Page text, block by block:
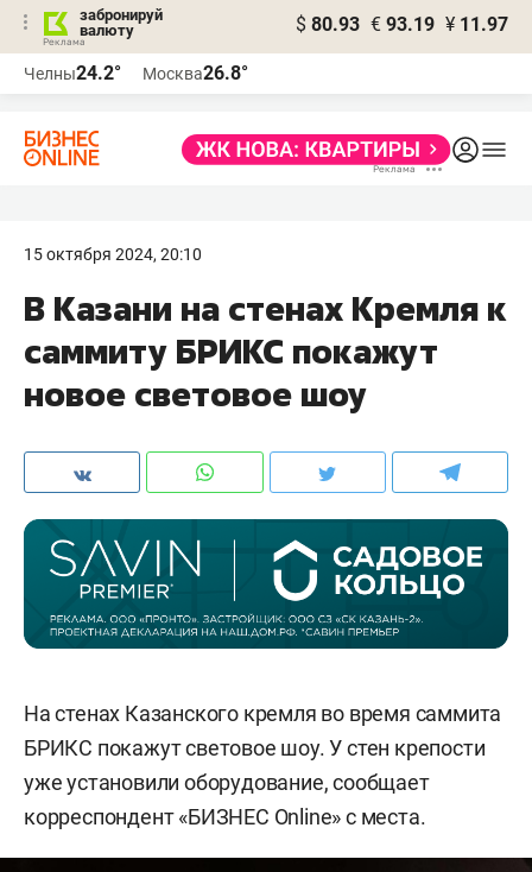
забронируй
валюту
$ 80.93 € 93.19 ¥ 11.97
Челны24.2° Москва26.8°
15 октября 2024, 20:10
В Казани на стенах Кремля к
саммиту БРИКС покажут
новое световое шоу
На стенах Казанского кремля во время саммита
БРИКС покажут световое шоу. У стен крепости
уже установили оборудование, сообщает
корреспондент «БИЗНЕС Online» с места.